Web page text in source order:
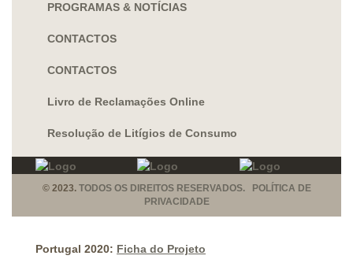
PROGRAMAS & NOTÍCIAS
CONTACTOS
CONTACTOS
Livro de Reclamações Online
Resolução de Litígios de Consumo
© 2023. TODOS OS DIREITOS RESERVADOS. POLÍTICA DE
PRIVACIDADE
Portugal 2020: Ficha do Projeto